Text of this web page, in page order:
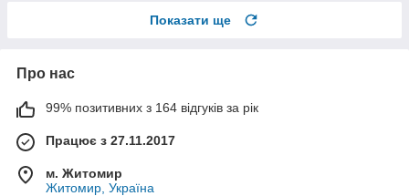
Показати ще
Про нас
99% позитивних з 164 відгуків за рік
Працює з 27.11.2017
м. Житомир
Житомир, Україна